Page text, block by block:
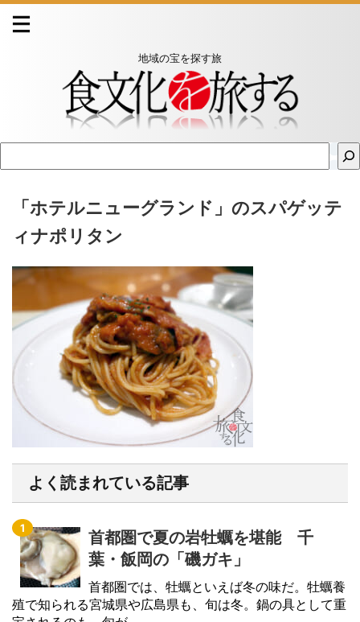
地域の宝を探す旅
「ホテルニューグランド」のスパゲッテ
ィナポリタン
よく読まれている記事
首都圏で夏の岩牡蠣を堪能 千
葉・飯岡の「磯ガキ」
首都圏では、牡蠣といえば冬の味だ。牡蠣養
殖で知られる宮城県や広島県も、旬は冬。鍋の具として重